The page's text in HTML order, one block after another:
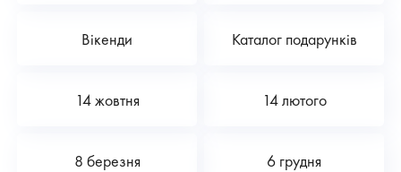
Вікенди Каталог подарунків
14 жовтня 14 лютого
8 березня 6 грудня